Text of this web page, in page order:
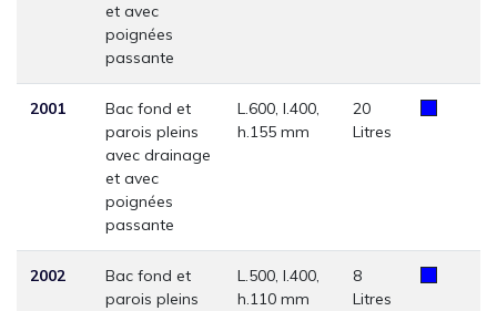
et avec
poignées
passante
2001
Bac fond et
parois pleins
avec drainage
et avec
poignées
passante
L.600, l.400,
h.155 mm
20
Litres
2002
Bac fond et
parois pleins
L.500, l.400,
h.110 mm
8
Litres